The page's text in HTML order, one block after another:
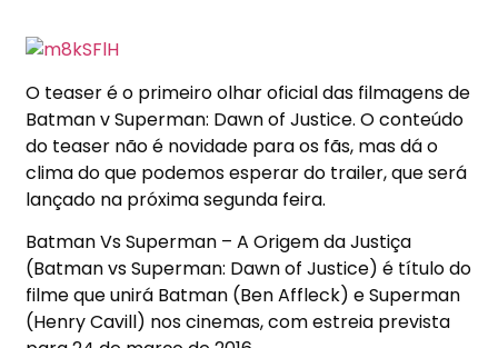
O teaser é o primeiro olhar oficial das filmagens de
Batman v Superman: Dawn of Justice. O conteúdo
do teaser não é novidade para os fãs, mas dá o
clima do que podemos esperar do trailer, que será
lançado na próxima segunda feira.
Batman Vs Superman – A Origem da Justiça
(Batman vs Superman: Dawn of Justice) é título do
filme que unirá Batman (Ben Affleck) e Superman
(Henry Cavill) nos cinemas, com estreia prevista